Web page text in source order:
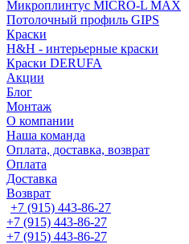
Микроплинтус MICRO-L MAX
Потолочный профиль GIPS
Краски
H&H - интерьерные краски
Краски DERUFA
Акции
Блог
Монтаж
О компании
Наша команда
Оплата, доставка, возврат
Оплата
Доставка
Возврат
+7 (915) 443-86-27
+7 (915) 443-86-27
+7 (915) 443-86-27